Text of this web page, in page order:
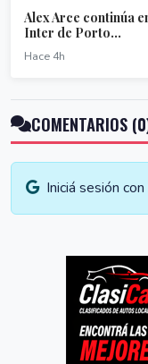
Alex Arce continúa
Inter de Porto...
Hace 4h
COMENTARIOS
Iniciá sesión